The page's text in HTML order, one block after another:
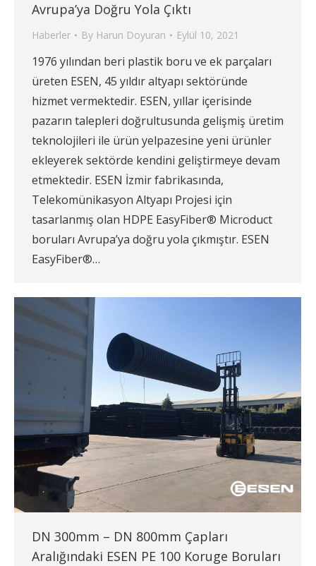
Avrupa’ya Doğru Yola Çıktı
Haberler By Harun Doyuran Eylül 10, 2021
1976 yılından beri plastik boru ve ek parçaları
üreten ESEN, 45 yıldır altyapı sektöründe
hizmet vermektedir. ESEN, yıllar içerisinde
pazarın talepleri doğrultusunda gelişmiş üretim
teknolojileri ile ürün yelpazesine yeni ürünler
ekleyerek sektörde kendini geliştirmeye devam
etmektedir. ESEN İzmir fabrikasında,
Telekomünikasyon Altyapı Projesi için
tasarlanmış olan HDPE EasyFiber® Microduct
boruları Avrupa’ya doğru yola çıkmıştır. ESEN
EasyFiber®…
DN 300mm – DN 800mm Çapları
Aralığındaki ESEN PE 100 Koruge Boruları